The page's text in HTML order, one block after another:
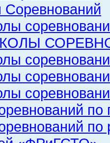
Соревнований
по
по